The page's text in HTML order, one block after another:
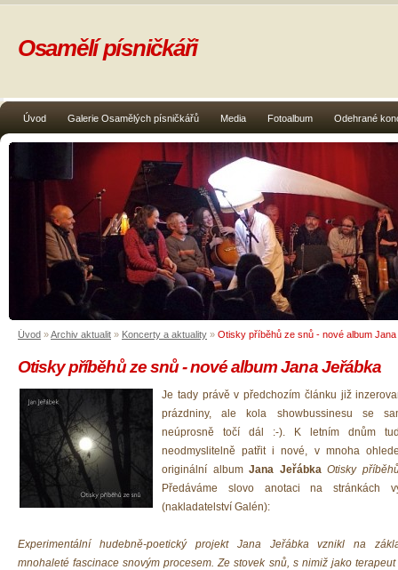
Úvod Galerie Osamělých písničkářů Media Fotoalbum Odehrané
Osamělí písničkáři
Úvod »Archiv aktualit » Koncerty a aktuality » Otisky příběhů ze snů - nové album
Otisky příběhů ze snů - nové album Jana Jeřábka
Je tady právě v předchozím článku již
prázdniny, ale kola showbussinesu se
neúprosně točí dál :-). K letním dnům
neodmyslitelně patřit i nové, v mnoha
originální albumJana JeřábkaOtisky
Předáváme slovo anotaci na stránkách
(nakladatelství Galén):
Experimentální hudebně-poetický projekt Jana Jeřábka vznikl na
mnohaleté fascinace snovým procesem. Ze stovek snů, s nimiž jako